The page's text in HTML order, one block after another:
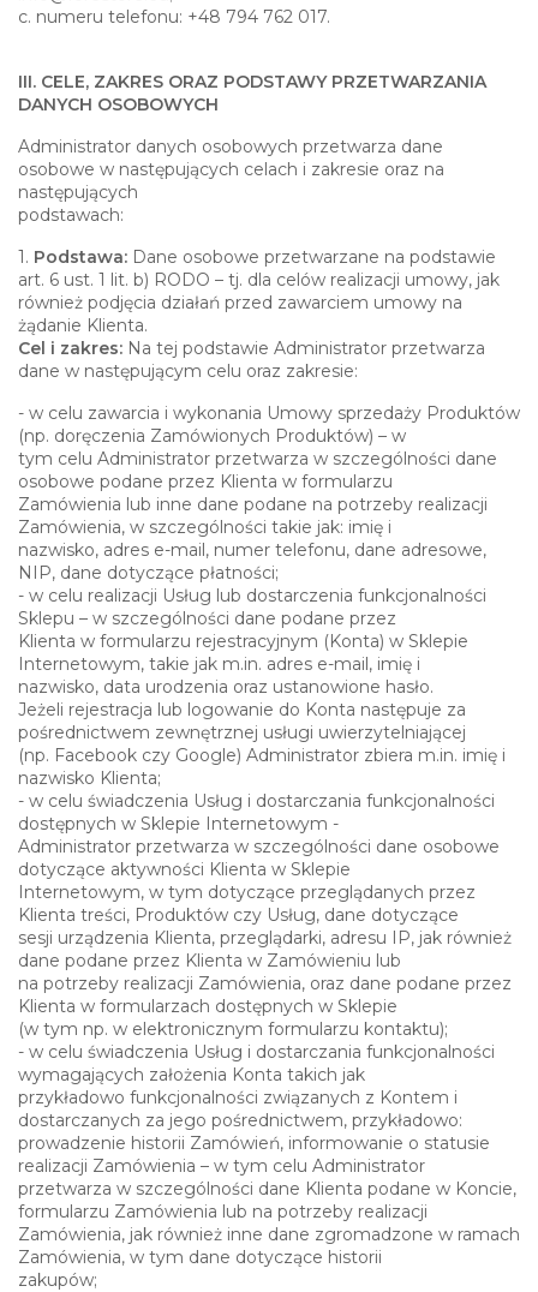
c. numeru telefonu: +48 794 762 017.
III. CELE, ZAKRES ORAZ PODSTAWY PRZETWARZANIA
DANYCH OSOBOWYCH
Administrator danych osobowych przetwarza dane
osobowe w następujących celach i zakresie oraz na
następujących
podstawach:
1. Podstawa: Dane osobowe przetwarzane na podstawie
art. 6 ust. 1 lit. b) RODO – tj. dla celów realizacji umowy, jak
również podjęcia działań przed zawarciem umowy na
żądanie Klienta.
Cel i zakres: Na tej podstawie Administrator przetwarza
dane w następującym celu oraz zakresie:
- w celu zawarcia i wykonania Umowy sprzedaży Produktów
(np. doręczenia Zamówionych Produktów) – w
tym celu Administrator przetwarza w szczególności dane
osobowe podane przez Klienta w formularzu
Zamówienia lub inne dane podane na potrzeby realizacji
Zamówienia, w szczególności takie jak: imię i
nazwisko, adres e-mail, numer telefonu, dane adresowe,
NIP, dane dotyczące płatności;
- w celu realizacji Usług lub dostarczenia funkcjonalności
Sklepu – w szczególności dane podane przez
Klienta w formularzu rejestracyjnym (Konta) w Sklepie
Internetowym, takie jak m.in. adres e-mail, imię i
nazwisko, data urodzenia oraz ustanowione hasło.
Jeżeli rejestracja lub logowanie do Konta następuje za
pośrednictwem zewnętrznej usługi uwierzytelniającej
(np. Facebook czy Google) Administrator zbiera m.in. imię i
nazwisko Klienta;
- w celu świadczenia Usług i dostarczania funkcjonalności
dostępnych w Sklepie Internetowym -
Administrator przetwarza w szczególności dane osobowe
dotyczące aktywności Klienta w Sklepie
Internetowym, w tym dotyczące przeglądanych przez
Klienta treści, Produktów czy Usług, dane dotyczące
sesji urządzenia Klienta, przeglądarki, adresu IP, jak również
dane podane przez Klienta w Zamówieniu lub
na potrzeby realizacji Zamówienia, oraz dane podane przez
Klienta w formularzach dostępnych w Sklepie
(w tym np. w elektronicznym formularzu kontaktu);
- w celu świadczenia Usług i dostarczania funkcjonalności
wymagających założenia Konta takich jak
przykładowo funkcjonalności związanych z Kontem i
dostarczanych za jego pośrednictwem, przykładowo:
prowadzenie historii Zamówień, informowanie o statusie
realizacji Zamówienia – w tym celu Administrator
przetwarza w szczególności dane Klienta podane w Koncie,
formularzu Zamówienia lub na potrzeby realizacji
Zamówienia, jak również inne dane zgromadzone w ramach
Zamówienia, w tym dane dotyczące historii
zakupów;